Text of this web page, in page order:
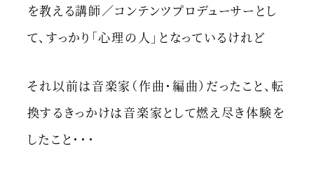
を教える講師／コンテンツプロデューサーとし
て、すっかり「心理の人」となっているけれど
それ以前は音楽家（作曲・編曲）だったこと、転
換するきっかけは音楽家として燃え尽き体験を
したこと・・・